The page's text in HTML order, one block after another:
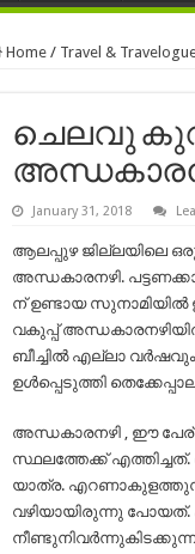
Home / Travel &
ചെലവു
January 31, 2018
ആലപ്പുഴ ജില്ലയിലെ
അന്ധകാരനഴി.
ന് ഉണ്ടായ സുനാമിയിൽ
വകുപ്പ്
ബീച്ചിൽ എല്ലാ
ഉൾപ്പെടുത്തി
അന്ധകാരനഴി , ഈ
സ്ഥലത്തേക്ക് എത്തിച്ചത്.
യാത്ര.
വഴിയായിരുന്നു പോയത്.